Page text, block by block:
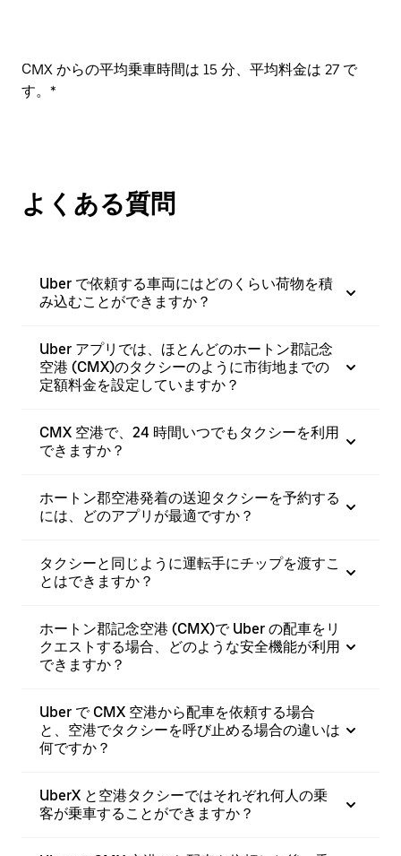
CMX からの平均乗車時間は 15 分、平均料金は 27 で
す。*
よくある質問
Uber で依頼する車両にはどのくらい荷物を積
み込むことができますか？
Uber アプリでは、ほとんどのホートン郡記念
空港 (CMX)のタクシーのように市街地までの
定額料金を設定していますか？
CMX 空港で、24 時間いつでもタクシーを利用
できますか？
ホートン郡空港発着の送迎タクシーを予約する
には、どのアプリが最適ですか？
タクシーと同じように運転手にチップを渡すこ
とはできますか？
ホートン郡記念空港 (CMX)で Uber の配車をリ
クエストする場合、どのような安全機能が利用
できますか？
Uber で CMX 空港から配車を依頼する場合
と、空港でタクシーを呼び止める場合の違いは
何ですか？
UberX と空港タクシーではそれぞれ何人の乗
客が乗車することができますか？